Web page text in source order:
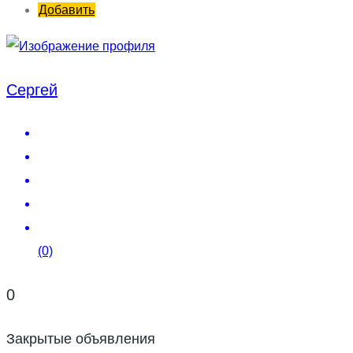
Добавить
Сергей
(0)
0
Закрытые объявления